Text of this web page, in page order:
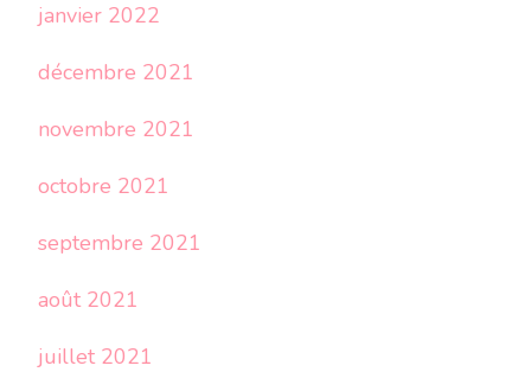
janvier 2022
décembre 2021
novembre 2021
octobre 2021
septembre 2021
août 2021
juillet 2021